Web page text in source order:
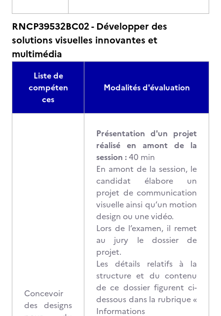
RNCP39532BC02 - Développer des
solutions visuelles innovantes et
multimédia
Liste de
compéten
ces
Modalités d'évaluation
Concevoir
des designs
Présentation d'un projet
réalisé en amont de la
session :40 min
En amont de la session, le
candidat élabore un
projet de communication
visuelle ainsi qu’un motion
design ou une vidéo.
Lors de l’examen, il remet
au jury le dossier de
projet.
Les détails relatifs à la
structure et du contenu
de ce dossier figurent ci-
dessous dans la rubrique «
Informations